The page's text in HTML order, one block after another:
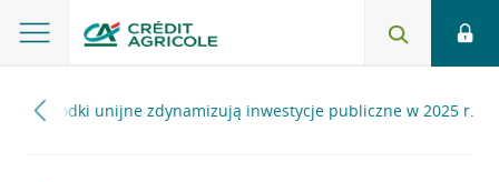
Środki unijne zdynamizują inwestycje publiczne w 2025 r.